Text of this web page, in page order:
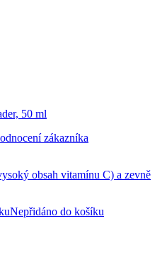
50 ml
zákazníka
obsah vitamínu C) a zevně
Nepřidáno do košíku